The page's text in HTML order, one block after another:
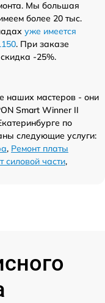
Мы большая
более 20 тыс.
уже имеется
. При заказе
-25%.
наших мастеров - они
Smart Winner II
по
следующие услуги:
, Ремонт платы
силовой части,